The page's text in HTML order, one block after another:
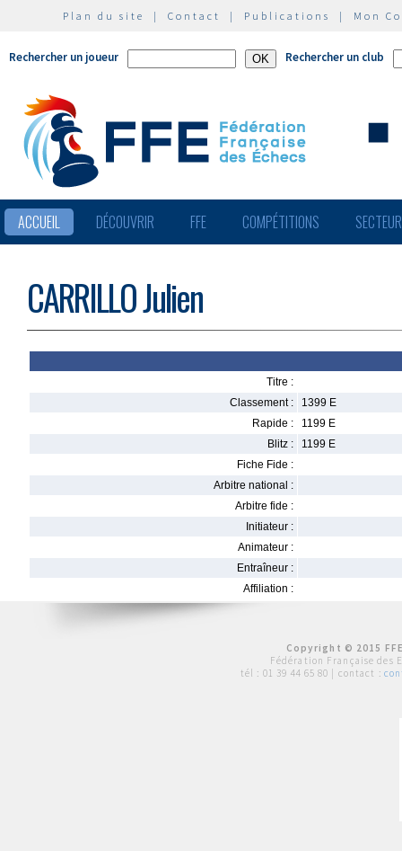
Plan du site | Contact | Publications | Mon
Rechercher un joueur Rechercher un club
ACCUEIL DÉCOUVRIR FFE COMPÉTITIONS
CARRILLO Julien
Titre :
Classement :
1399 E
Rapide :
1199 E
Blitz :
1199 E
Fiche Fide :
Arbitre national :
Arbitre fide :
Initiateur :
Animateur :
Entraîneur :
Affiliation :
Copyright © 2015
Fédération Française des
tél : 01 39 44 65 80 | contact :